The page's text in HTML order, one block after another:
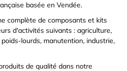
basée en Vendée.
complète de composants et kits
d'activités suivants : agriculture,
lourds, manutention, industrie,
de qualité dans notre